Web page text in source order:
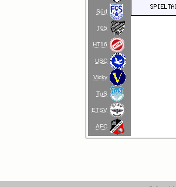
Süd
T05
HT16
USC
Vicky
TuS
ETSV
AFC